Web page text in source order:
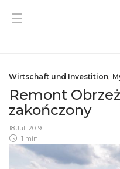
Wirtschaft und Investition,
Remont
zakończony
18 Juli 2019
1 min